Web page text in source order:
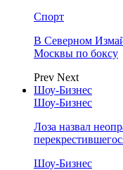
Спорт
В Северном
Москвы по боксу
Prev Next
Шоу-Бизнес
Шоу-Бизнес
Лоза назвал
Шоу-Бизнес